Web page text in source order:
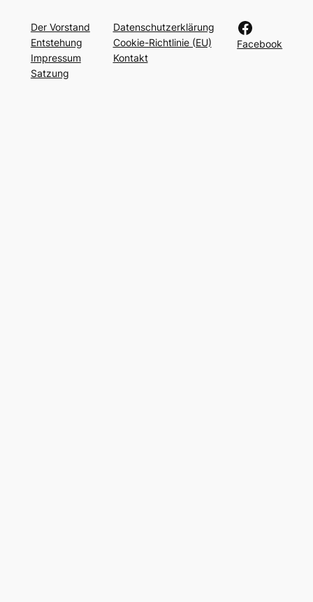
Der Vorstand
Entstehung
Impressum
Satzung
Datenschutzerklärung
Cookie-Richtlinie (EU)
Kontakt
Facebook
Facebook